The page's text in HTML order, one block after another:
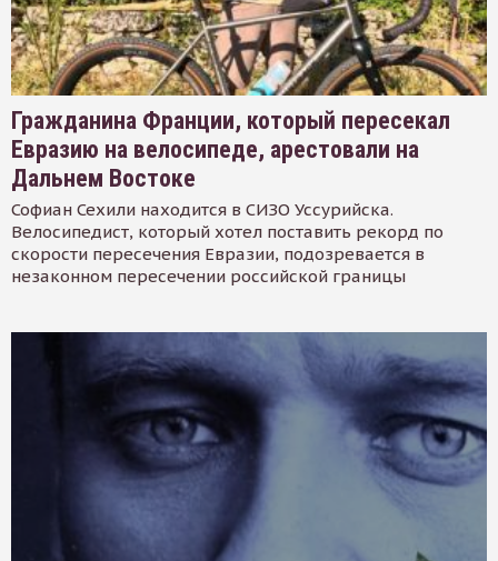
Гражданина Франции, который пересекал
Евразию на велосипеде, арестовали на
Дальнем Востоке
Софиан Сехили находится в СИЗО Уссурийска.
Велосипедист, который хотел поставить рекорд по
скорости пересечения Евразии, подозревается в
незаконном пересечении российской границы